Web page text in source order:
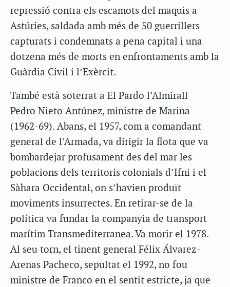
repressió contra els escamots del maquis a
Astúries, saldada amb més de 50 guerrillers
capturats i condemnats a pena capital i una
dotzena més de morts en enfrontaments amb la
Guàrdia Civil i l’Exèrcit.
També està soterrat a El Pardo l’Almirall
Pedro Nieto Antúnez, ministre de Marina
(1962-69). Abans, el 1957, com a comandant
general de l’Armada, va dirigir la flota que va
bombardejar profusament des del mar les
poblacions dels territoris colonials d’Ifni i el
Sàhara Occidental, on s’havien produït
moviments insurrectes. En retirar-se de la
política va fundar la companyia de transport
marítim Transmediterranea. Va morir el 1978.
Al seu torn, el tinent general Félix Álvarez-
Arenas Pacheco, sepultat el 1992, no fou
ministre de Franco en el sentit estricte, ja que